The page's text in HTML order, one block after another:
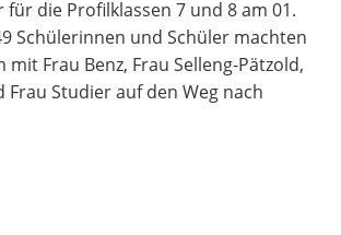
für die Profilklassen 7 und 8 am 01.
Schülerinnen und Schüler machten
mit Frau Benz, Frau Selleng-Pätzold,
Frau Studier auf den Weg nach